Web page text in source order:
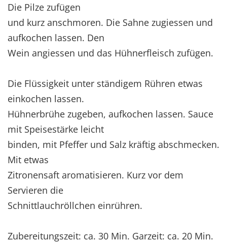
Die Pilze zufügen
und kurz anschmoren. Die Sahne zugiessen und
aufkochen lassen. Den
Wein angiessen und das Hühnerfleisch zufügen.
Die Flüssigkeit unter ständigem Rühren etwas
einkochen lassen.
Hühnerbrühe zugeben, aufkochen lassen. Sauce
mit Speisestärke leicht
binden, mit Pfeffer und Salz kräftig abschmecken.
Mit etwas
Zitronensaft aromatisieren. Kurz vor dem
Servieren die
Schnittlauchröllchen einrühren.
Zubereitungszeit: ca. 30 Min. Garzeit: ca. 20 Min.